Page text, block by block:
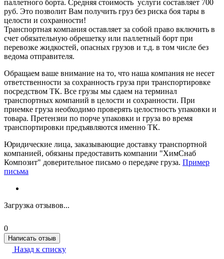
паллетного борта. Средняя стоимость услуги составляет 700
руб. Это позволит Вам получить груз без риска боя тары в
целости и сохранности!
Транспортная компания оставляет за собой право включить в
счет обязательную обрешетку или паллетный борт при
перевозке жидкостей, опасных грузов и т.д. в том числе без
ведома отправителя.
Обращаем ваше внимание на то, что наша компания не несет
ответственности за сохранность груза при транспортировке
посредством ТК. Все грузы мы сдаем на терминал
транспортных компаний в целости и сохранности. При
приемке груза необходимо проверять целостность упаковки и
товара. Претензии по порче упаковки и груза во время
транспортировки предъявляются именно ТК.
Юридические лица, заказывающие доставку транспортной
компанией, обязаны предоставить компании "ХимСнаб
Композит" доверительное письмо о передаче груза. Пример
письма
Загрузка отзывов...
0
Написать отзыв
Назад к списку